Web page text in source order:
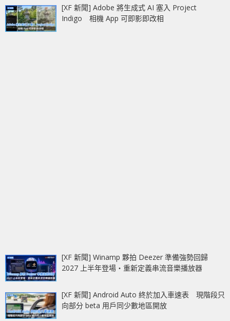
[XF 新聞] Adobe 將生成式 AI 塞入 Project
Indigo 相機 App 可即影即改相
[XF 新聞] Winamp 夥拍 Deezer 準備強勢回歸
2027 上半年登場‧重新定義串流音樂播放器
[XF 新聞] Android Auto 終於加入車速表 現階段只
向部分 beta 用戶同少數地區開放